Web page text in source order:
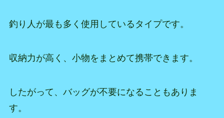
釣り人が最も多く使用しているタイプです。
収納力が高く、小物をまとめて携帯できます。
したがって、バッグが不要になることもありま
す。